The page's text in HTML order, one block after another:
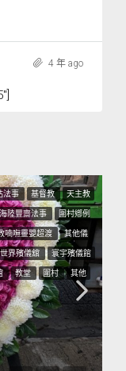
4 年 ago
法事 基督教 天主教
海陸豐齋法事 圍村鄕例
喃嘸靈嬰超渡 其他儀
世界殯儀舘 寰宇殯儀館
教堂 圍村 其他